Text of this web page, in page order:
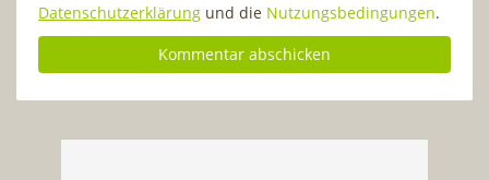
Datenschutzerklärung und die Nutzungsbedingungen.